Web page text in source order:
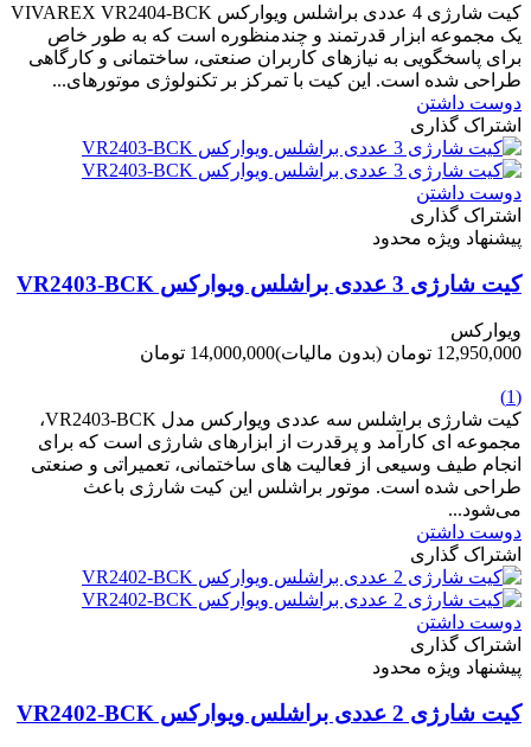
کیت شارژی 4 عددی براشلس ویوارکس VIVAREX VR2404-BCK
یک مجموعه ابزار قدرتمند و چندمنظوره است که به طور خاص
برای پاسخگویی به نیازهای کاربران صنعتی، ساختمانی و کارگاهی
طراحی شده است. این کیت با تمرکز بر تکنولوژی موتورهای...
دوست داشتن
اشتراک گذاری
دوست داشتن
اشتراک گذاری
پیشنهاد ویژه محدود
کیت شارژی 3 عددی براشلس ویوارکس VR2403-BCK
ویوارکس
12,950,000 تومان
(بدون مالیات)14,000,000 تومان
(1)
کیت شارژی براشلس سه عددی ویوارکس مدل VR2403-BCK،
مجموعه ای کارآمد و پرقدرت از ابزارهای شارژی است که برای
انجام طیف وسیعی از فعالیت های ساختمانی، تعمیراتی و صنعتی
طراحی شده است. موتور براشلس این کیت شارژی باعث
می‌شود...
دوست داشتن
اشتراک گذاری
دوست داشتن
اشتراک گذاری
پیشنهاد ویژه محدود
کیت شارژی 2 عددی براشلس ویوارکس VR2402-BCK